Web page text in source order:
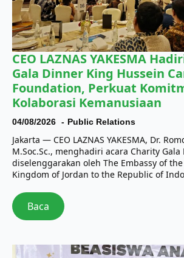
CEO LAZNAS YAKESMA
Gala Dinner King Hussein
Foundation, Perkuat
Kolaborasi Kemanusiaan
04/08/2026 Public Relations
Jakarta — CEO LAZNAS YAKESMA, Dr.
M.Soc.Sc., menghadiri acara Charity
diselenggarakan oleh The Embassy of
Kingdom of Jordan to the Republic of
Baca